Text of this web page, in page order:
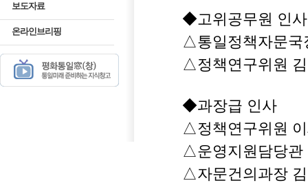
보도자료
온라인브리핑
◆고위공무원 인사
△통일정책자문국
△정책연구위원
◆과장급 인사
△정책연구위원
△운영지원담당관
△자문건의과장